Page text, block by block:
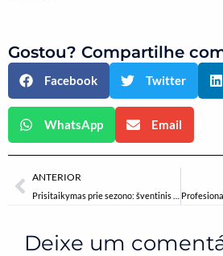
Gostou? Compartilhe
Facebook Twitter
WhatsApp Email
Anterior
ANTERIOR
Deixe um